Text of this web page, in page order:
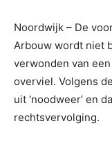
Noordwijk – De
Arbouw wordt niet
verwonden van
overviel. Volgens
uit ‘noodweer’ en
rechtsvervolging.